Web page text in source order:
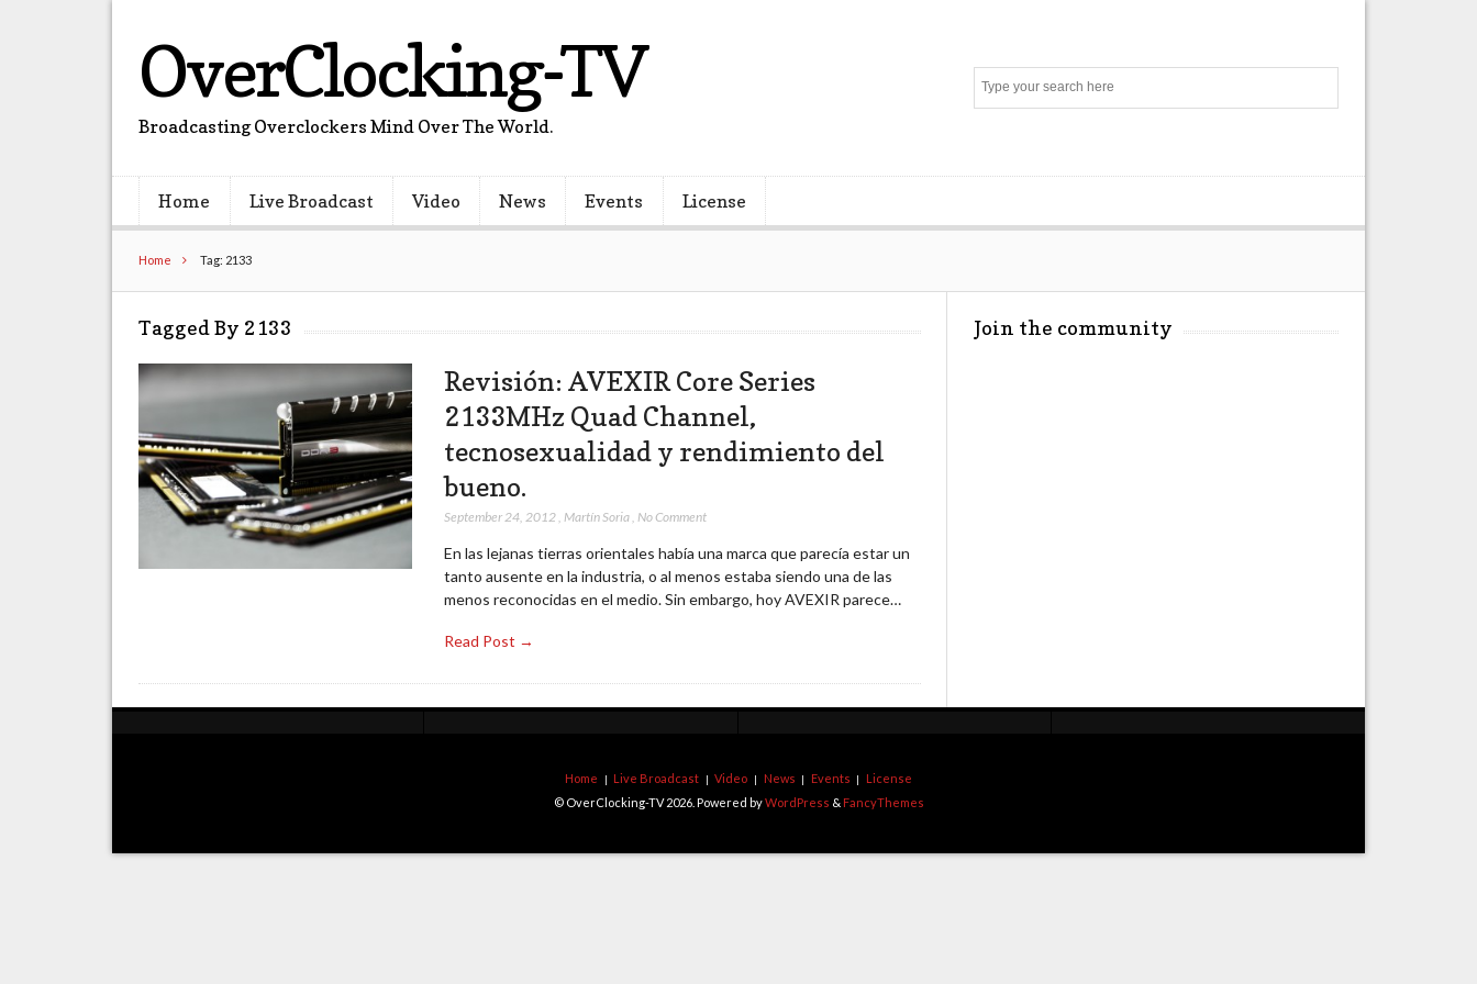
OverClocking-TV
Broadcasting Overclockers Mind Over The World.
Home Live Broadcast Video News Events License
Home Tag: 2133
Tagged By 2133
Revisión: AVEXIR Core Series
2133MHz Quad Channel,
tecnosexualidad y rendimiento del
bueno.
September 24, 2012, Martín Soria, No Comment
En las lejanas tierras orientales había una marca que parecía estar un
tanto ausente en la industria, o al menos estaba siendo una de las
menos reconocidas en el medio. Sin embargo, hoy AVEXIR parece…
Read Post →
Join the community
Home Live Broadcast Video News Events
License
© OverClocking-TV 2026. Powered byWordPress & FancyThemes